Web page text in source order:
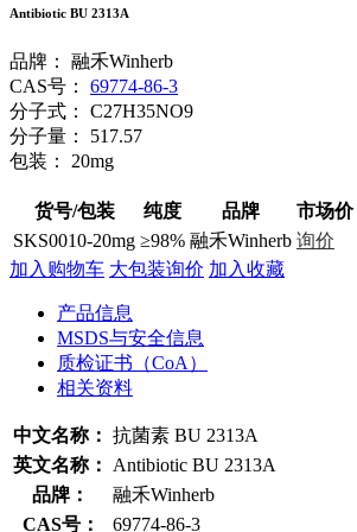
Antibiotic BU 2313A
品牌：
融禾Winherb
CAS号：
69774-86-3
分子式：
C27H35NO9
分子量：
517.57
包装：
20mg
货号/包装 纯度 品牌 市场价
SKS0010-20mg ≥98% 融禾Winherb 询价
加入购物车 大包装询价 加入收藏
产品信息
MSDS与安全信息
质检证书（CoA）
相关资料
中文名称： 抗菌素 BU 2313A
英文名称：
Antibiotic BU 2313A
品牌：
融禾Winherb
CAS号：
69774-86-3